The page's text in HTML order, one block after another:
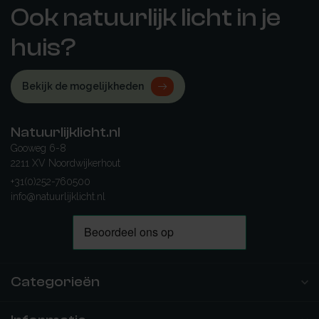
Ook natuurlijk licht in je
huis?
Bekijk de mogelijkheden
Natuurlijklicht.nl
Gooweg 6-8
2211 XV Noordwijkerhout
+31(0)252-760500
info@natuurlijklicht.nl
Categorieën